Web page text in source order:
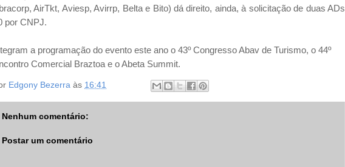
AirTkt, Aviesp, Avirrp, Belta e Bito) dá direito, ainda, à solicitação de duas ADs
por CNPJ.
a programação do evento este ano o 43º Congresso Abav de Turismo, o 44º
Comercial Braztoa e o Abeta Summit.
Edgony Bezerra às 16:41
Nenhum comentário:
Postar um comentário